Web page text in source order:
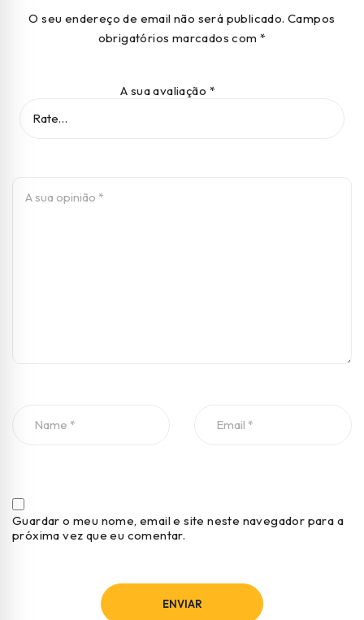
O seu endereço de email não será publicado. Campos
obrigatórios marcados com *
A sua avaliação *
Guardar o meu nome, email e site neste navegador para a
próxima vez que eu comentar.